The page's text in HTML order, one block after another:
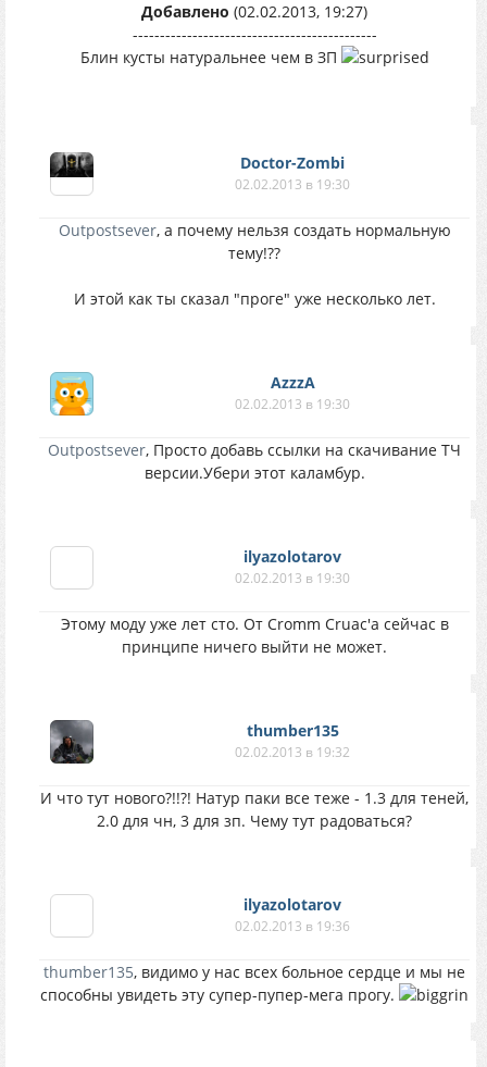
Добавлено (02.02.2013, 19:27)
---------------------------------------------
Блин кусты натуральнее чем в ЗП
Doctor-Zombi
02.02.2013 в 19:30
Outpostsever, а почему нельзя создать нормальную
тему!??
И этой как ты сказал "проге" уже несколько лет.
AzzzA
02.02.2013 в 19:30
Outpostsever, Просто добавь ссылки на скачивание ТЧ
версии.Убери этот каламбур.
ilyazolotarov
02.02.2013 в 19:30
Этому моду уже лет сто. От Сromm Сruac'a сейчас в
принципе ничего выйти не может.
thumber135
02.02.2013 в 19:32
И что тут нового?!!?! Натур паки все теже - 1.3 для теней,
2.0 для чн, 3 для зп. Чему тут радоваться?
ilyazolotarov
02.02.2013 в 19:36
thumber135, видимо у нас всех больное сердце и мы не
способны увидеть эту супер-пупер-мега прогу.